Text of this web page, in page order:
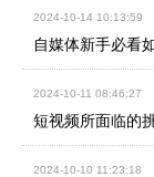
2024-10-14 10:13:59
自媒体新手必看
2024-10-11 08:46:27
短视频所面临的
2024-10-10 11:23:18